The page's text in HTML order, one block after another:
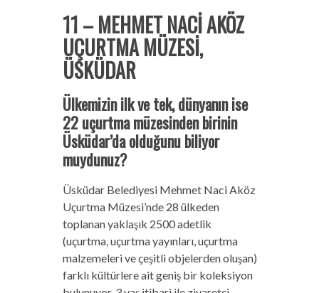
11 – MEHMET NACİ AKÖZ
UÇURTMA MÜZESİ,
ÜSKÜDAR
Ülkemizin ilk ve tek, dünyanın ise
22 uçurtma müzesinden birinin
Üsküdar’da olduğunu biliyor
muydunuz?
Üsküdar Belediyesi Mehmet Naci Aköz
Uçurtma Müzesi’nde 28 ülkeden
toplanan yaklaşık 2500 adetlik
(uçurtma, uçurtma yayınları, uçurtma
malzemeleri ve çeşitli objelerden oluşan)
farklı kültürlere ait geniş bir koleksiyon